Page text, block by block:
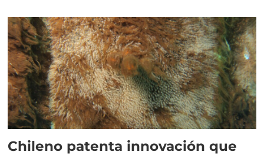
Chileno patenta innovación que